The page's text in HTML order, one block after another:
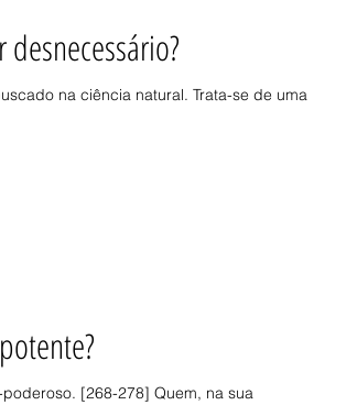
na ciência natural. Trata-se de uma
[268-278] Quem, na sua